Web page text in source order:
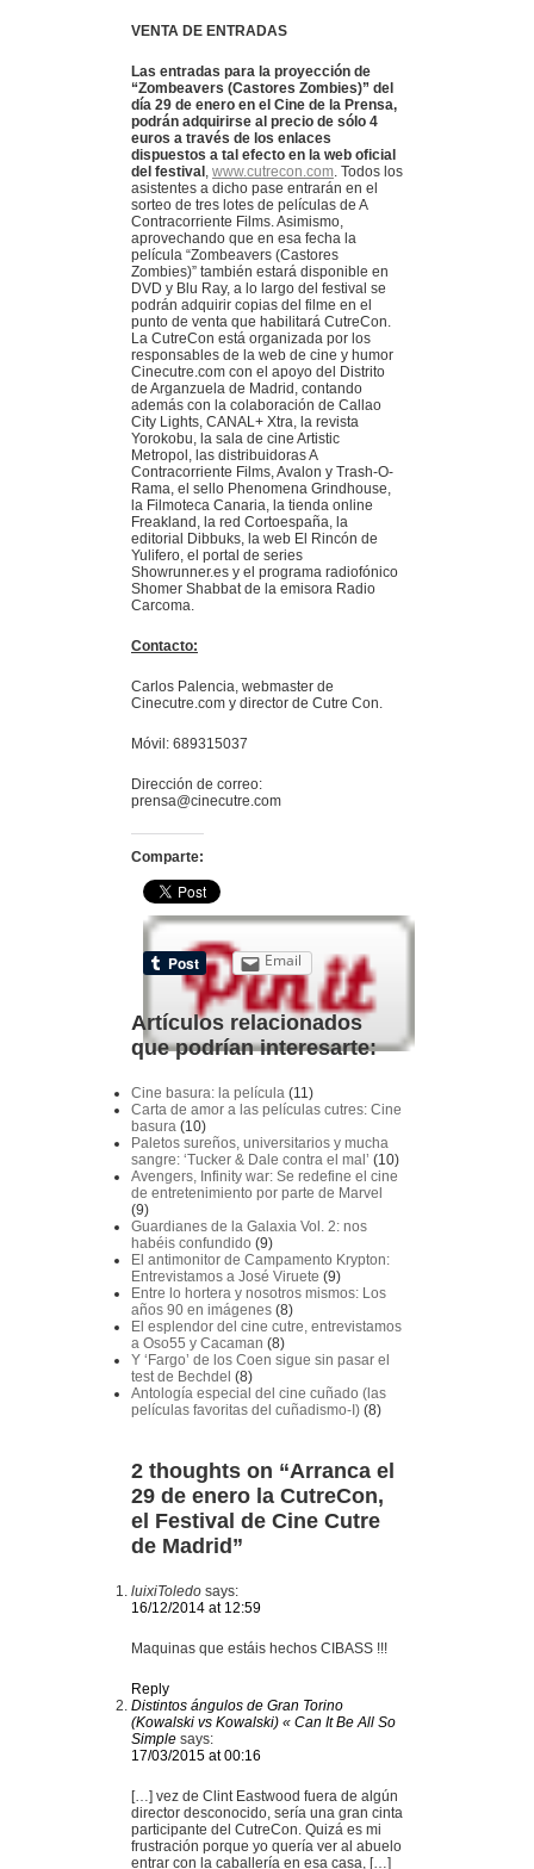
VENTA DE ENTRADAS
Las entradas para la proyección de
“Zombeavers (Castores Zombies)” del
día 29 de enero en el Cine de la Prensa,
podrán adquirirse al precio de sólo 4
euros a través de los enlaces
dispuestos a tal efecto en la web oficial
del festival www.cutrecon.com . Todos los
asistentes a dicho pase entrarán en el
sorteo de tres lotes de películas de A
Contracorriente Films. Asimismo,
aprovechando que en esa fecha la
película “Zombeavers (Castores
Zombies)” también estará disponible en
DVD y Blu Ray, a lo largo del festival se
podrán adquirir copias del filme en el
punto de venta que habilitará CutreCon.
La CutreCon está organizada por los
responsables de la web de cine y humor
Cinecutre.com con el apoyo del Distrito
de Arganzuela de Madrid, contando
además con la colaboración de Callao
City Lights, CANAL+ Xtra, la revista
Yorokobu, la sala de cine Artistic
Metropol, las distribuidoras A
Contracorriente Films, Avalon y Trash-O-
Rama, el sello Phenomena Grindhouse,
la Filmoteca Canaria, la tienda online
Freakland, la red Cortoespaña, la
editorial Dibbuks, la web El Rincón de
Yulifero, el portal de series
Showrunner.es y el programa radiofónico
Shomer Shabbat de la emisora Radio
Carcoma.
Contacto:
Carlos Palencia, webmaster de
Cinecutre.com y director de Cutre Con.
Móvil: 689315037
Dirección de correo:
prensa@cinecutre.com
Comparte:
Email
Artículos relacionados
que podrían interesarte:
Cine basura: la película (11)
Carta de amor a las películas cutres: Cine
basura (10)
Paletos sureños, universitarios y mucha
sangre: ‘Tucker & Dale contra el mal’ (10)
Avengers, Infinity war: Se redefine el cine
de entretenimiento por parte de Marvel
(9)
Guardianes de la Galaxia Vol. 2: nos
habéis confundido (9)
El antimonitor de Campamento Krypton:
Entrevistamos a José Viruete (9)
Entre lo hortera y nosotros mismos: Los
años 90 en imágenes (8)
El esplendor del cine cutre, entrevistamos
a Oso55 y Cacaman (8)
Y ‘Fargo’ de los Coen sigue sin pasar el
test de Bechdel (8)
Antología especial del cine cuñado (las
películas favoritas del cuñadismo-I) (8)
2 thoughts on “Arranca el
29 de enero la CutreCon,
el Festival de Cine Cutre
de Madrid”
luixiToledo says:
16/12/2014 at 12:59
Maquinas que estáis hechos CIBASS !!!
Reply
Distintos ángulos de Gran Torino
(Kowalski vs Kowalski) « Can It Be All So
Simple says:
17/03/2015 at 00:16
[…] vez de Clint Eastwood fuera de algún
director desconocido, sería una gran cinta
participante del CutreCon. Quizá es mi
frustración porque yo quería ver al abuelo
entrar con la caballería en esa casa, […]